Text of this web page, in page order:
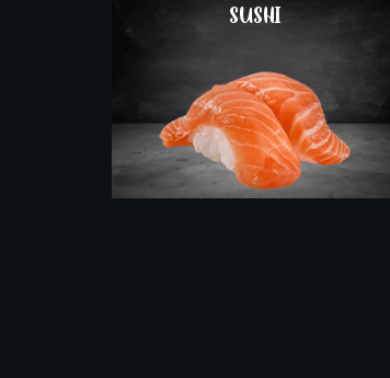
SUSHI